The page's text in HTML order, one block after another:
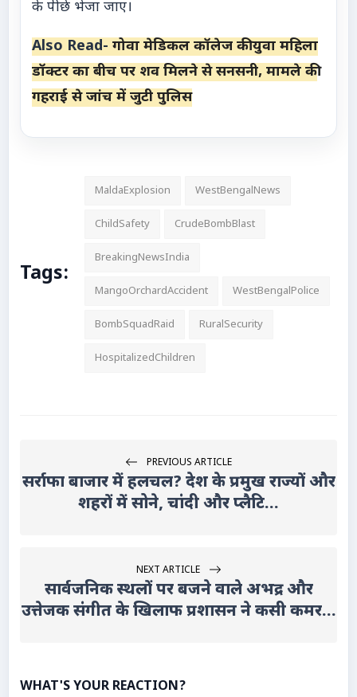
के पीछे भेजा जाए।
Also Read- गोवा मेडिकल कॉलेज की युवा महिला
डॉक्टर का बीच पर शव मिलने से सनसनी, मामले की
गहराई से जांच में जुटी पुलिस
Tags:
MaldaExplosion WestBengalNews
ChildSafety CrudeBombBlast
BreakingNewsIndia
MangoOrchardAccident WestBengalPolice
BombSquadRaid RuralSecurity
HospitalizedChildren
PREVIOUS ARTICLE
सर्राफा बाजार में हलचल? देश के प्रमुख राज्यों और
शहरों में सोने, चांदी और प्लैटि...
NEXT ARTICLE
सार्वजनिक स्थलों पर बजने वाले अभद्र और
उत्तेजक संगीत के खिलाफ प्रशासन ने कसी कमर...
WHAT'S YOUR REACTION?